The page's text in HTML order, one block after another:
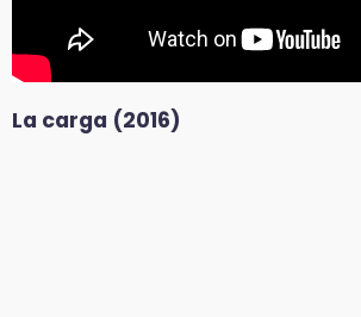
La carga (2016)